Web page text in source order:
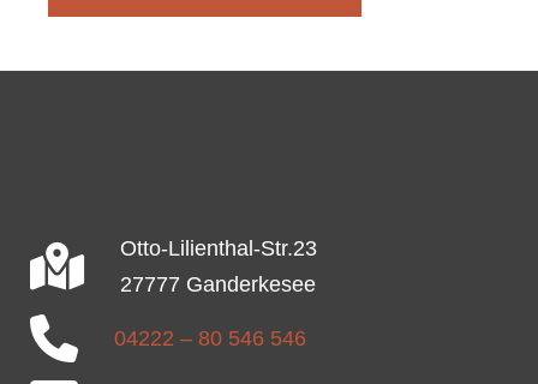
Otto-Lilienthal-Str.23
27777 Ganderkesee
04222 – 80 546 546